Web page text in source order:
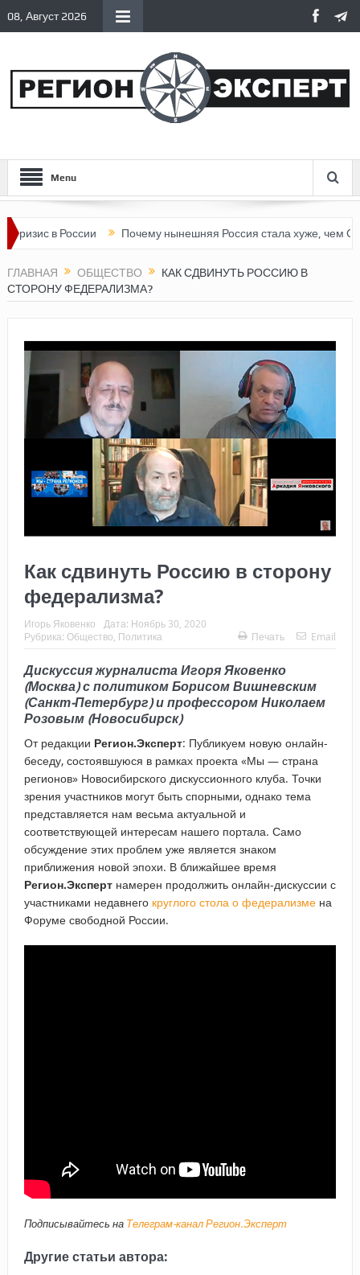
08, Август 2026
Menu
в России Почему нынешняя Россия стала хуже, чем СССР?
ГЛАВНАЯ ОБЩЕСТВО
КАК СДВИНУТЬ РОССИЮ В
СТОРОНУ ФЕДЕРАЛИЗМА?
Как сдвинуть Россию в сторону
федерализма?
Игорь Яковенко Дата: Ноябрь 30, 2020
Рубрика: Общество Политика Печать Email
Дискуссия журналиста Игоря Яковенко
(Москва) с политиком Борисом Вишневским
(Санкт-Петербург) и профессором Николаем
Розовым (Новосибирск)
От редакции Регион.Эксперт: Публикуем новую онлайн-
беседу, состоявшуюся в рамках проекта «Мы — страна
регионов» Новосибирского дискуссионного клуба. Точки
зрения участников могут быть спорными, однако тема
представляется нам весьма актуальной и
соответствующей интересам нашего портала. Само
обсуждение этих проблем уже является знаком
приближения новой эпохи. В ближайшее время
Регион.Экспертнамерен продолжить онлайн-дискуссии с
участниками недавнего круглого стола о федерализмена
Форуме свободной России.
Подписывайтесь на Телеграм-канал Регион.Эксперт
Другие статьи автора: